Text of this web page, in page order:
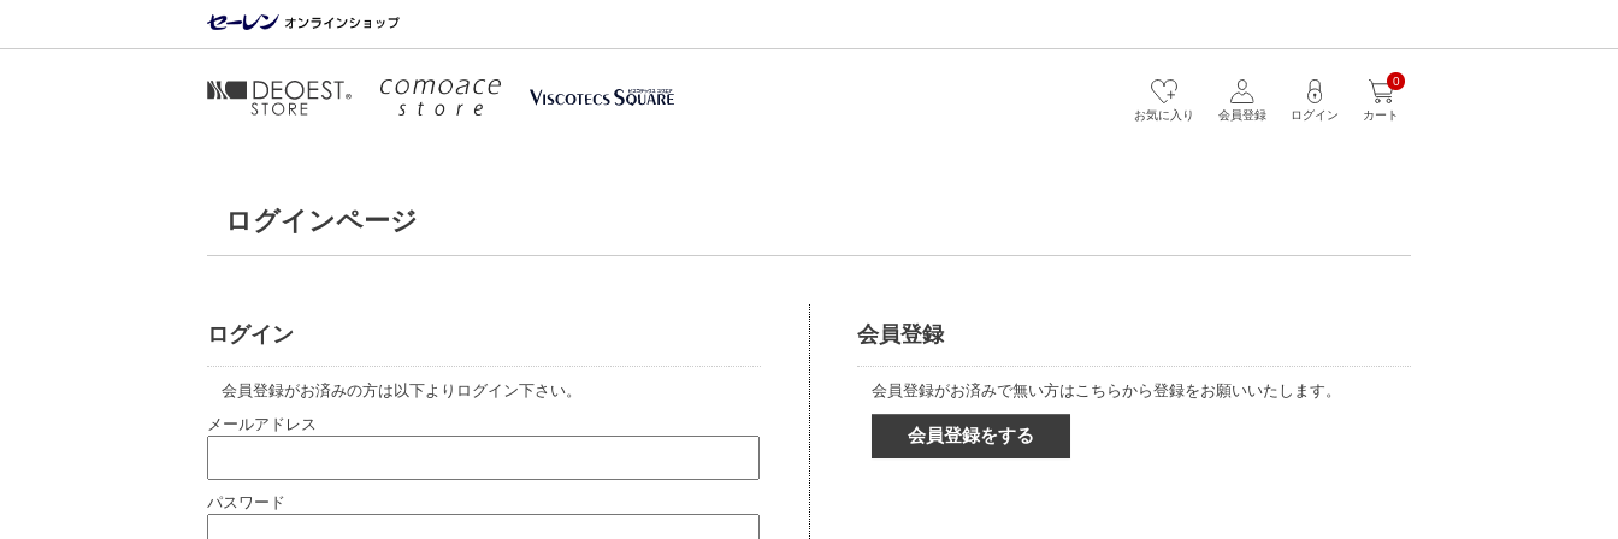
カート
0
ログイン
会員登録
お気に入り
ログインページ
ログイン
会員登録がお済みの方は以下よりログイン下さい。
メールアドレス
パスワード
会員登録
会員登録がお済みで無い方はこちらから登録をお願いいたします。
会員登録をする